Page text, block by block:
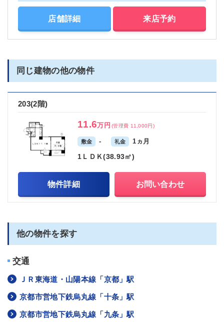
店舗詳細 来店予約
同じ建物の他の物件
203(2階)
11.6万円 (管理費 11,000円)
敷金 - 礼金 1ヵ月
1ＬＤＫ(38.93㎡)
物件詳細 お問い合わせ
他の物件を探す
交通
ＪＲ東海道・山陽本線「京都」駅
京都市営地下鉄烏丸線「十条」駅
京都市営地下鉄烏丸線「九条」駅